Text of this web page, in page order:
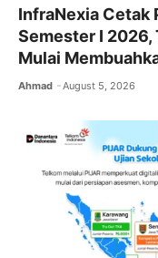
InfraNexia Cetak
Semester I
Mulai
Ahmad August 5, 2026